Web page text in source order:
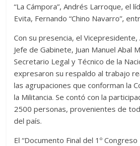
“La Cámpora”, Andrés Larroque, el
Evita, Fernando “Chino Navarro”,
Con su presencia, el Vicepresidente,
Jefe de Gabinete, Juan Manuel Abal
Secretario Legal y Técnico de la
expresaron su respaldo al trabajo
las agrupaciones que conforman la
la Militancia. Se contó con la
2500 personas, provenientes de
del país.
El “Documento Final del 1º